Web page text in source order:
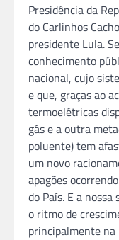
Presidência da
do Carlinhos
presidente Lula.
conhecimento
nacional, cujo
e que, graças ao
termoelétricas
gás e a outra
poluente) tem
um novo
apagões
do País. E a
o ritmo de
principalmente na